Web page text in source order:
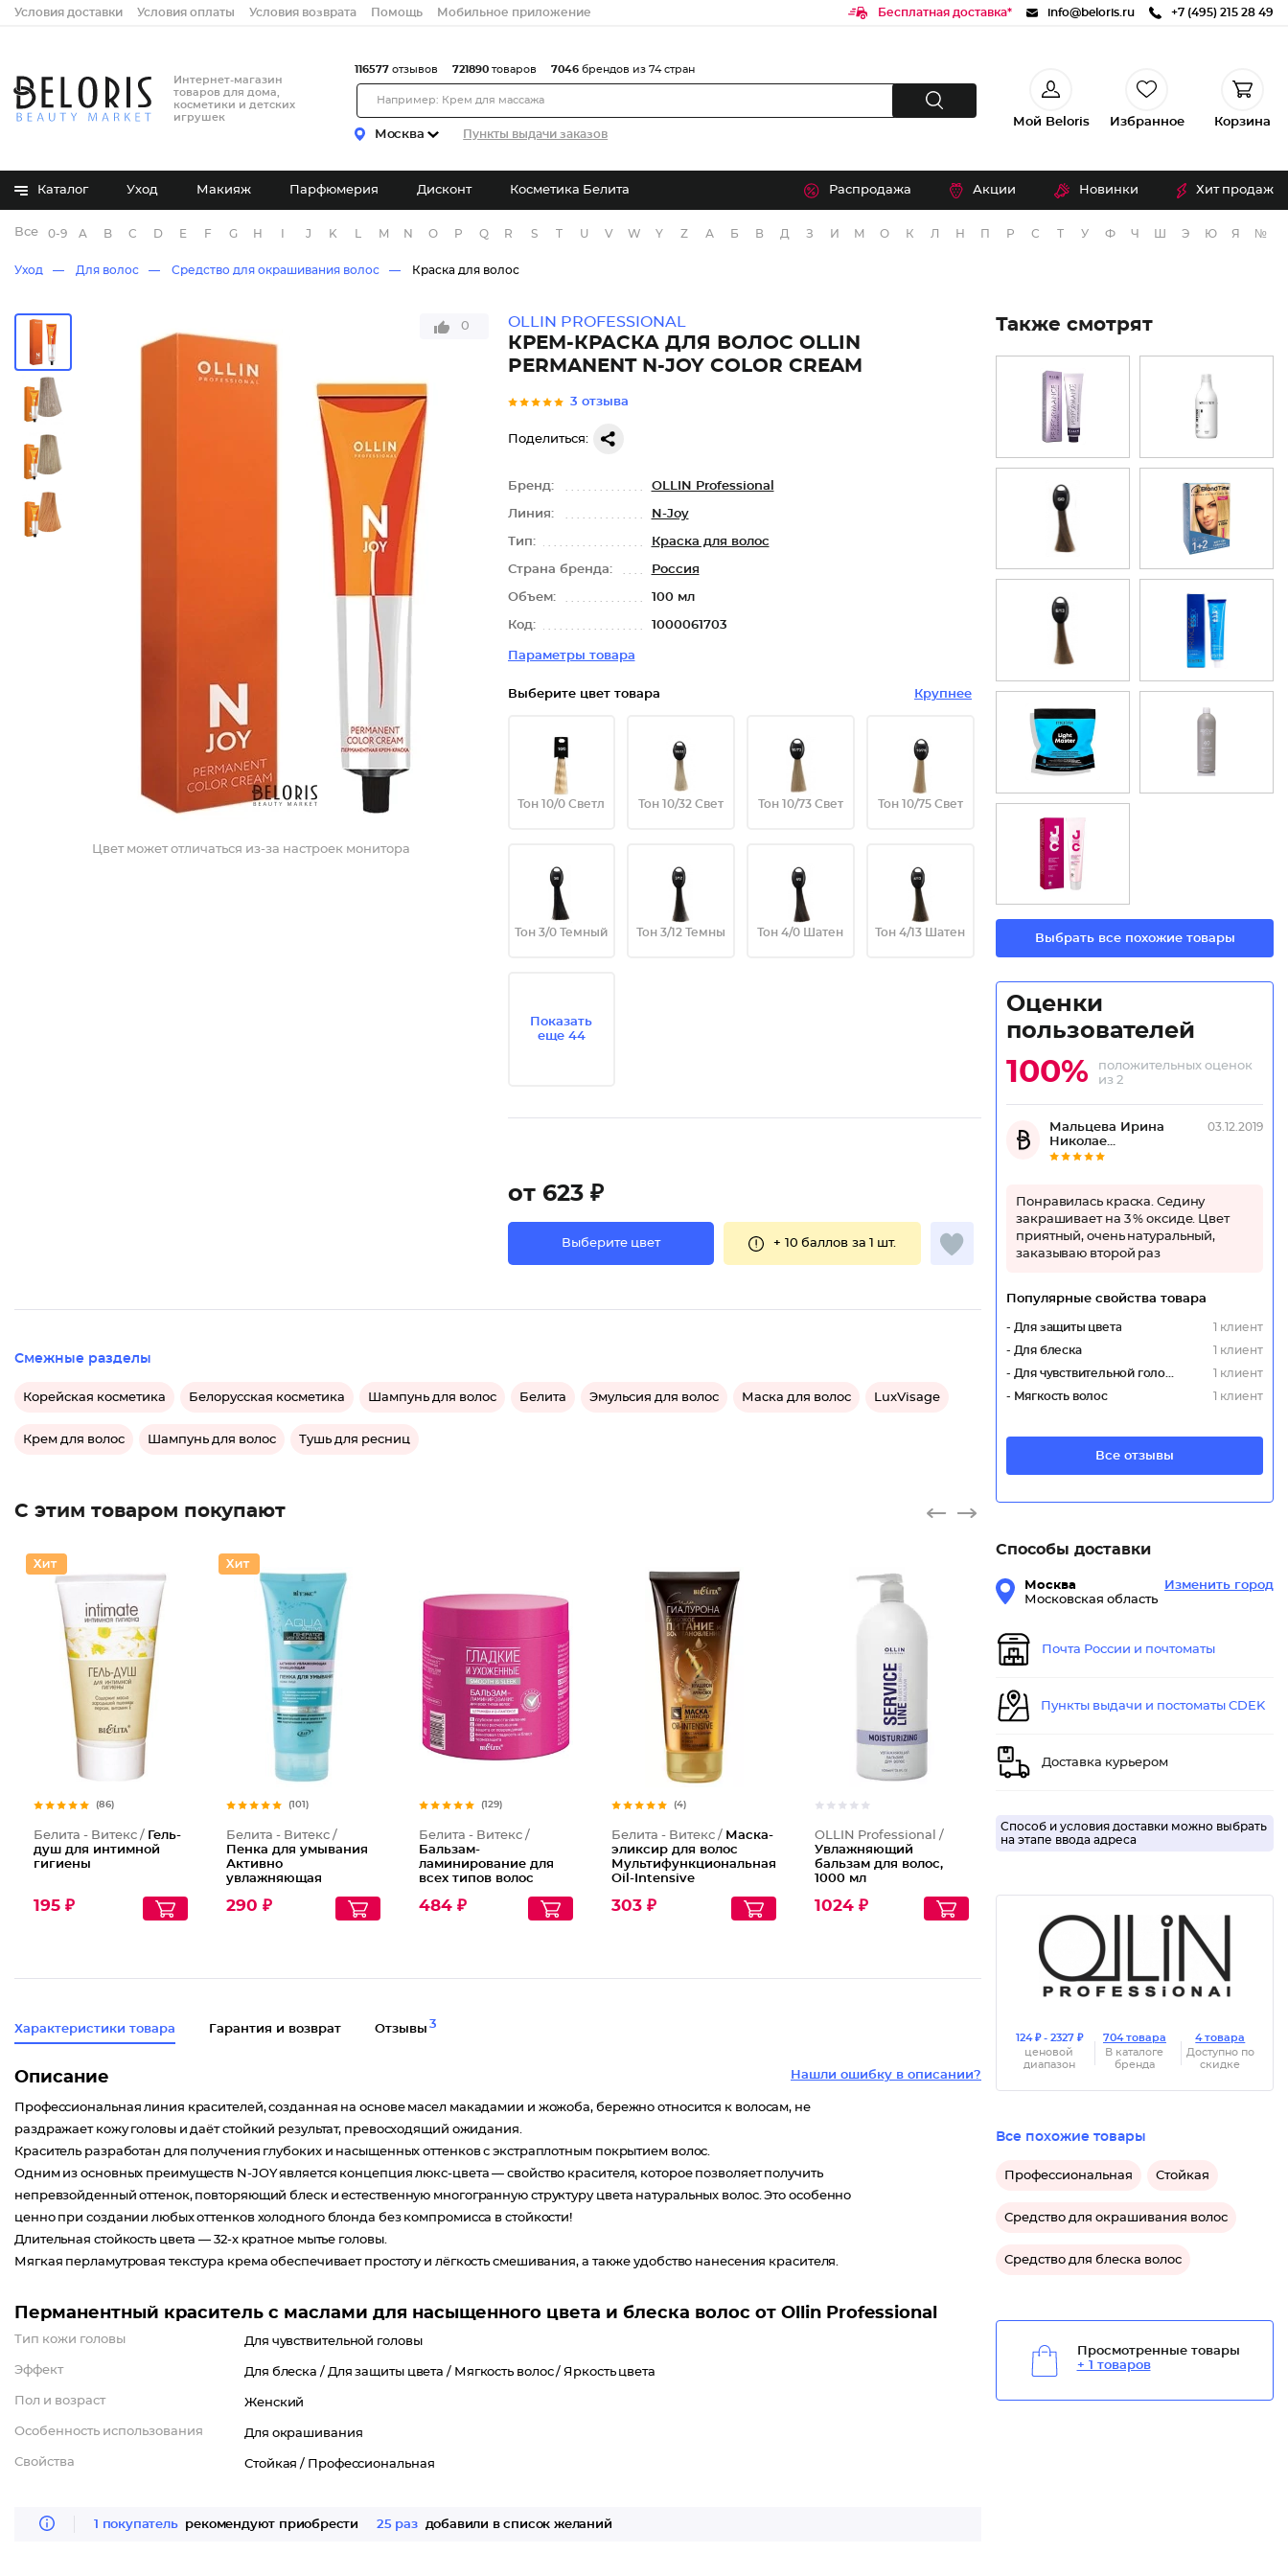
Условия доставки Условия оплаты Условия возврата Помощь Мобильное приложение Бесплатная доставка* info@beloris.ru +7 (495) 215 28 49
Интернет-магазин
товаров для дома,
косметики и детских
игрушек
Москва Пункты выдачи заказов
116577 отзывов 721890 товаров 7046 брендов из 74 стран
Мой Beloris Избранное Корзина
Каталог Уход Макияж Парфюмерия Дисконт Косметика Белита Распродажа Акции Новинки Хит продаж
Все бренды
0-9 A B C D E F G H J K M N O P Q R S T U V W Y Z А Б В Д З И М О К Л Н П Р С Т У Ф Ч Э Ю Я №
Уход Для волос Средство для окрашивания волос Краска для волос
0
Цвет может отличаться из-за настроек монитора
OLLIN PROFESSIONAL
КРЕМ-КРАСКА ДЛЯ ВОЛОС OLLIN
PERMANENT N-JOY COLOR CREAM
3 отзыва
Поделиться:
Бренд: OLLIN Professional
Линия: N-Joy
Тип: Краска для волос
Страна бренда: Россия
Объем: 100 мл
Код: 1000061703
Параметры товара
Выберите цвет товара Крупнее
Тон 10/0 Светл Тон 10/32 Свет Тон 10/73 Свет Тон 10/75 Свет
Тон 3/0 Темный Тон 3/12 Темны Тон 4/0 Шатен Тон 4/13 Шатен
Показать
еще 44
от 623 ₽
Выберите цвет + 10 баллов за 1 шт.
Смежные разделы
Корейская косметика Белорусская косметика Шампунь для волос Белита Эмульсия для волос Маска для волос LuxVisage
Крем для волос Шампунь для волос Тушь для ресниц
С этим товаром покупают
(86)
Белита - Витекс / Гель-
душ для интимной
гигиены
195 ₽
(101)
Белита - Витекс /
Пенка для умывания
Активно
увлажняющая
290 ₽
(129)
Белита - Витекс /
Бальзам-
ламинирование для
всех типов волос
484 ₽
(4)
Белита - Витекс / Маска-
эликсир для волос
Мультифункциональная
Oil-Intensive
303 ₽
OLLIN Professional /
Увлажняющий
бальзам для волос,
1000 мл
1024 ₽
Характеристики товара Гарантия и возврат Отзывы 3
Нашли ошибку в описании?
Описание
Профессиональная линия красителей, созданная на основе масел макадамии и жожоба, бережно относится к волосам, не
раздражает кожу головы и даёт стойкий результат, превосходящий ожидания.
Краситель разработан для получения глубоких и насыщенных оттенков с экстраплотным покрытием волос.
Одним из основных преимуществ N-JOY является концепция люкс-цвета — свойство красителя, которое позволяет получить
непревзойденный оттенок, повторяющий блеск и естественную многогранную структуру цвета натуральных волос. Это особенно
ценно при создании любых оттенков холодного блонда без компромисса в стойкости!
Длительная стойкость цвета — 32-х кратное мытье головы.
Мягкая перламутровая текстура крема обеспечивает простоту и лёгкость смешивания, а также удобство нанесения красителя.
Перманентный краситель с маслами для насыщенного цвета и блеска волос от Ollin Professional
Тип кожи головы Для чувствительной головы
Эффект Для блеска / Для защиты цвета / Мягкость волос /Яркость цвета
Пол и возраст Женский
Особенность использования Для окрашивания
Свойства Стойкая / Профессиональная
1 покупатель рекомендуют приобрести 25 раз добавили в список желаний
Также смотрят
Выбрать все похожие товары
Оценки
пользователей
100%
положительных оценок
из 2
Мальцева Ирина
Николае...
03.12.2019
Понравилась краска. Седину
закрашивает на 3 % оксиде. Цвет
приятный, очень натуральный,
заказываю второй раз
Популярные свойства товара
- Для защиты цвета
1 клиент
- Для блеска
1 клиент
1 клиент
- Мягкость волос
1 клиент
Все отзывы
Способы доставки
Москва
Московская область
Изменить город
Почта России и почтоматы
Пункты выдачи и постоматы CDEK
Доставка курьером
Способ и условия доставки можно выбрать
на этапе ввода адреса
124 ₽ - 2327 ₽
ценовой
диапазон
704 товара
В каталоге
бренда
4 товара
Доступно по
скидке
Все похожие товары
Профессиональная Стойкая
Средство для окрашивания волос
Средство для блеска волос
Просмотренные товары
+ 1 товаров